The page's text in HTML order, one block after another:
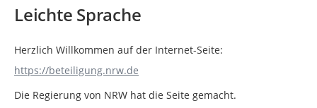
Leichte Sprache
Herzlich Willkommen auf der Internet-Seite:
https://beteiligung.nrw.de
Die Regierung von NRW hat die Seite gemacht.